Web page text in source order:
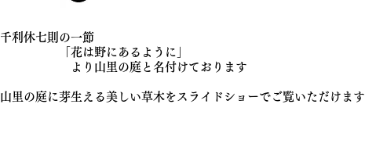
​千利休七則の一節
「花は野にあるように」
より山里の庭と名付けております
​山里の庭に芽生える美しい草木をスライドショーでご覧いただけます